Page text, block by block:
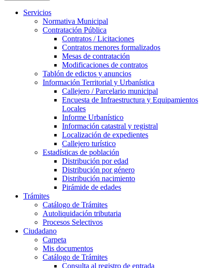
Servicios
Normativa Municipal
Contratación Pública
Contratos / Licitaciones
Contratos menores formalizados
Mesas de contratación
Modificaciones de contratos
Tablón de edictos y anuncios
Información Territorial y Urbanística
Callejero / Parcelario municipal
Encuesta de Infraestructura y Equipamientos
Locales
Informe Urbanístico
Información catastral y registral
Localización de expedientes
Callejero turístico
Estadísticas de población
Distribución por edad
Distribución por género
Distribución nacimiento
Pirámide de edades
Trámites
Catálogo de Trámites
Autoliquidación tributaria
Procesos Selectivos
Ciudadano
Carpeta
Mis documentos
Catálogo de Trámites
Consulta al registro de entrada